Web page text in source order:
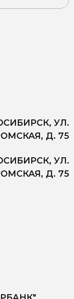
УЛ.
Д. 75
УЛ.
Д. 75